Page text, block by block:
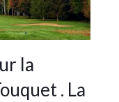
la
. La